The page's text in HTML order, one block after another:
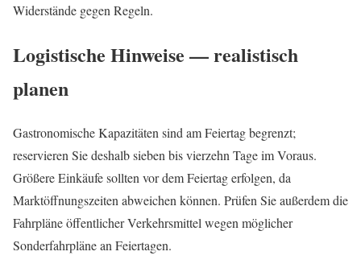
Widerstände gegen Regeln.
Logistische Hinweise — realistisch
planen
Gastronomische Kapazitäten sind am Feiertag begrenzt;
reservieren Sie deshalb sieben bis vierzehn Tage im Voraus.
Größere Einkäufe sollten vor dem Feiertag erfolgen, da
Marktöffnungszeiten abweichen können. Prüfen Sie außerdem die
Fahrpläne öffentlicher Verkehrsmittel wegen möglicher
Sonderfahrpläne an Feiertagen.